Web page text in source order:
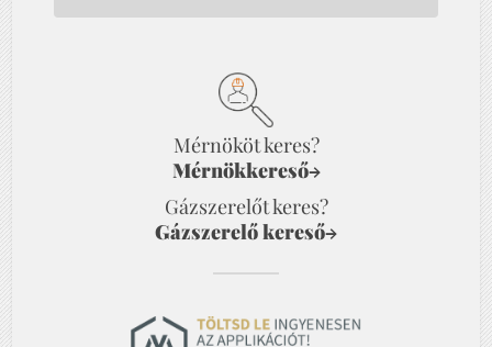
Mérnököt keres?
Mérnökkereső→
Gázszerelőt keres?
Gázszerelő kereső→